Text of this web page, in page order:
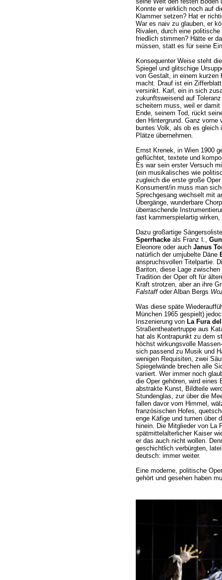
Konnte er wirklich noch auf
Klammer setzen? Hat er
War es naiv zu glauben, er
Rivalen, durch eine
friedlich stimmen? Hätte er
müssen, statt es für seine
Konsequenter Weise steht
Spiegel und glitschige
von Gestalt, in einem kurzen
macht. Drauf ist ein
versinkt. Karl, ein in sich
zukunftsweisend auf
scheitern muss, weil er
Ende, seinem Tod, rückt
den Hintergrund. Ganz vorne
buntes Volk, als ob es gleich
Plätze übernehmen.
Ernst Krenek, in Wien 1900
geflüchtet, textete und
Es war sein erster Versuch
(ein musikalisches wie
zugleich die erste große
Konsument/in muss man
Sprechgesang wechselt mit
Übergänge, wunderbare
überraschende
fast kammerspielartig
Dazu großartige
Sperrhackeals Franz I.,
Eleonore oder auch Janus
natürlich der umjubelte Däne
anspruchsvollen Titelpartie.
Bariton, diese Lage
Tradition der Oper oft für
Kraft strotzen, aber an ihre
Falstaffoder Alban Bergs
Was diese späte
München 1965 gespielt)
Inszenierung von La Fura
Straßentheatertruppe aus
hat als Kontrapunkt zu dem
höchst wirkungsvolle
sich passend zu Musik und
wenigen Requisiten, zwei
Spiegelwände brechen alle
variiert. Wer immer noch
die Oper gehören, wird eines
abstrakte Kunst, Bildteile
Stundenglas, zur über die
fallen davor vom Himmel,
französischen Hofes,
enge Käfige und turnen über
hinein. Die Mitglieder von La
spätmittelalterlicher Kaiser
er das auch nicht wollen.
geschichtlich verbürgten,
deutsch: immer weiter.
Eine moderne, politische
gehört und gesehen haben